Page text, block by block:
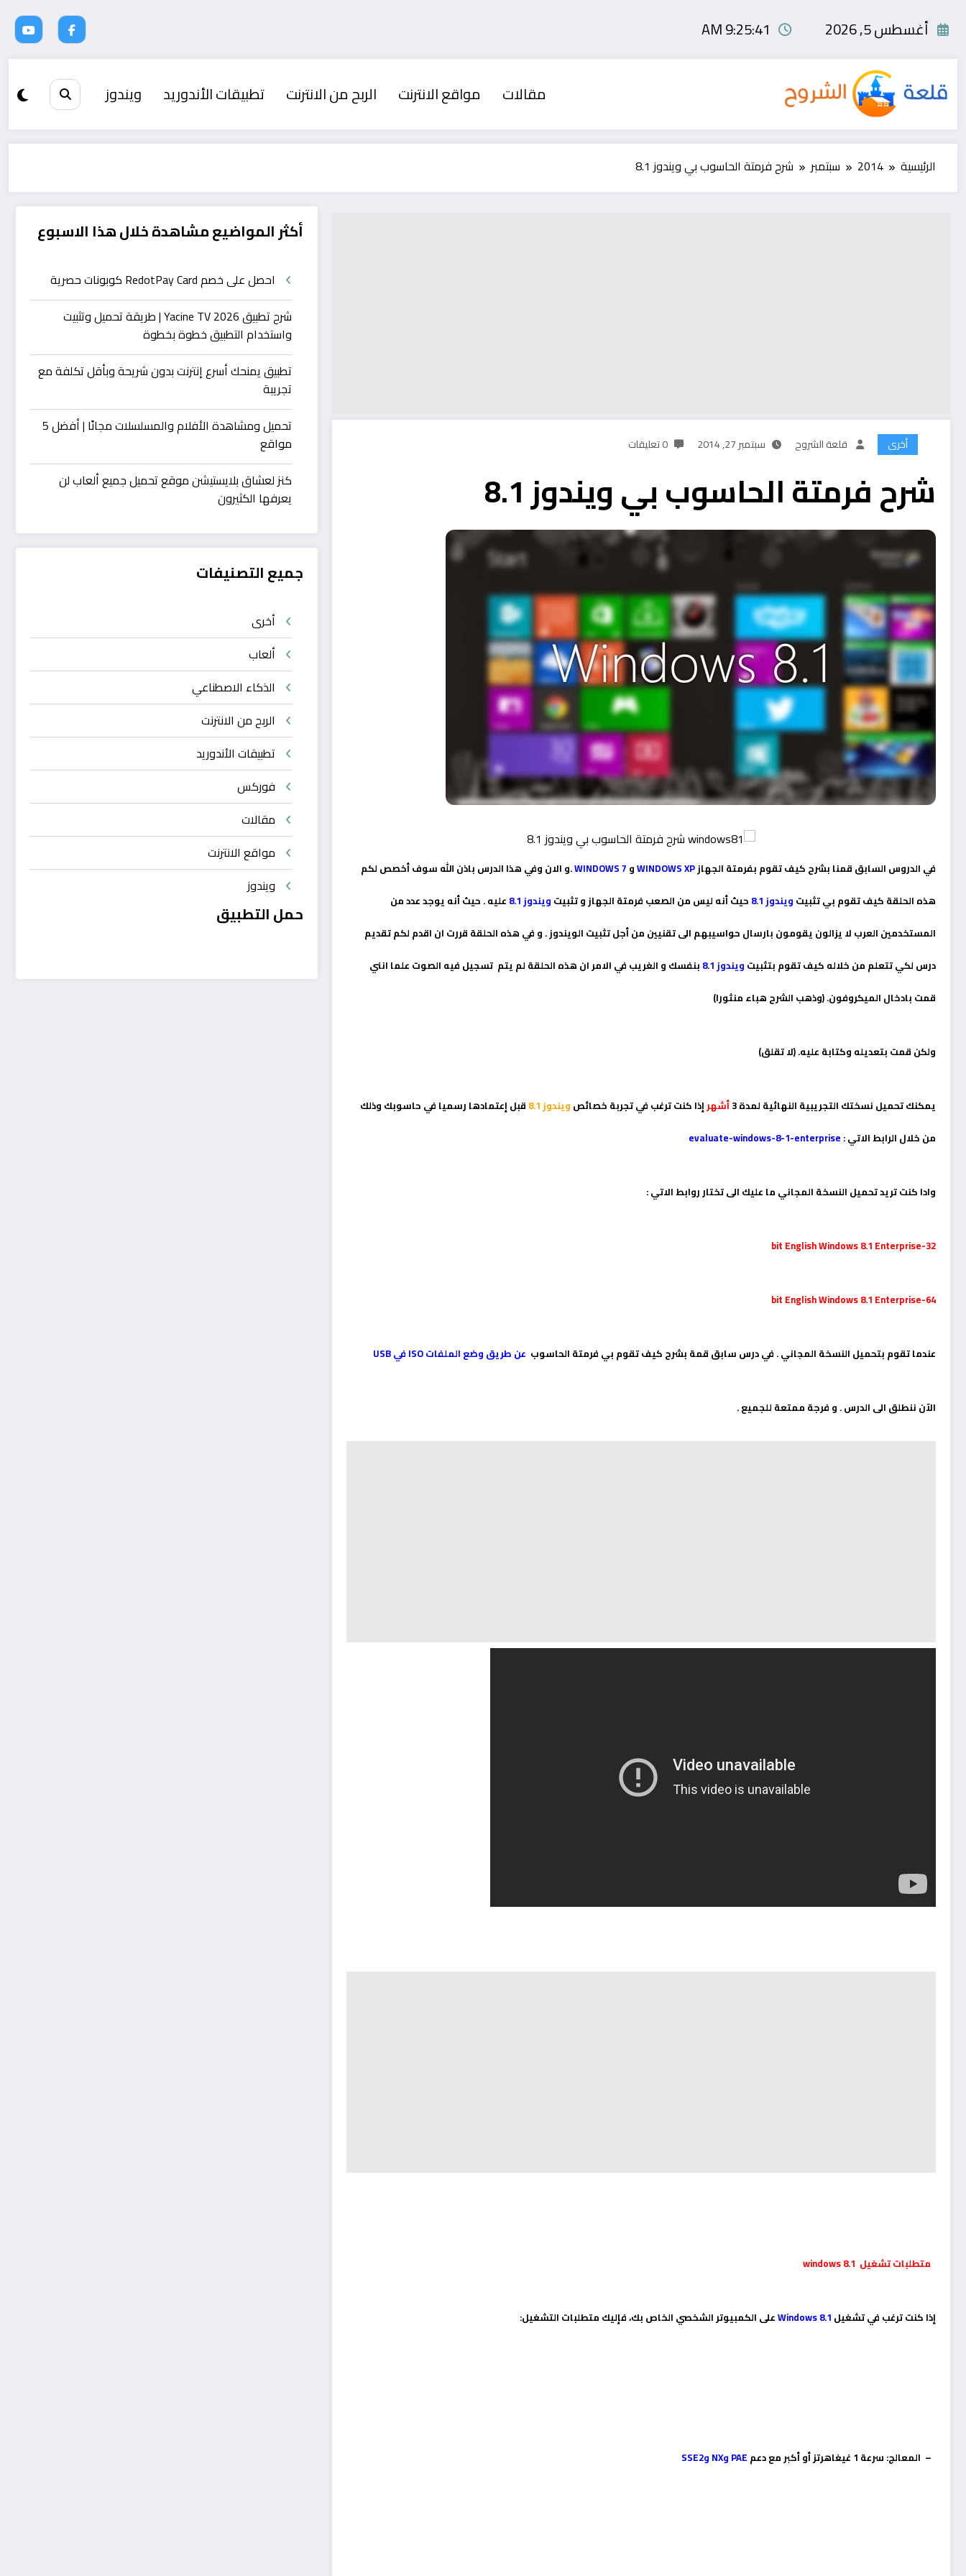
أغسطس 5, 2026 9:25:42 AM
مقالات مواقع الانترنت الربح من الانترنت تطبيقات الأندوريد ويندوز
الرئيسية 2014 سبتمبر شرح فرمتة الحاسوب بي ويندوز 8.1
أخرى قلعة الشروح سبتمبر 27, 2014 0 تعليقات
شرح فرمتة الحاسوب بي ويندوز 8.1
في الدروس السابق قمنا بشرح كيف تقوم بفرمتة الجهازWINDOWS XPو WINDOWS 7.و الان وفي هذا الدرس باذن الله سوف أخصص لكم
هذه الحلقة كيف تقوم بي تثبيت ويندوز 8.1 حيث أنه ليس من الصعب فرمتة الجهاز و تثبيت ويندوز 8.1
عليه . حيث أنه يوجد عدد من
المستخدمين العرب لا يزالون يقومون بارسال حواسيبهم الى تقنيين من أجل تثبيت الويندوز . و في هذه الحلقة قررت ان اقدم لكم تقديم
درس لكي تتعلم من خلاله كيف تقوم بتثبيت ويندوز 8.1
بنفسك و الغريب في الامر ان هذه الحلقة لم يتم تسجيل فيه الصوت علما انني
قمت بادخال الميكروفون. (وذهب الشرح هباء منثورا)
ولكن قمت بتعديله وكتابة عليه. (لا تقلق)
يمكنك تحميل نسختك التجريبية النهائية لمدة 3 أشهرإذا كنت ترغب في تجربة خصائص ويندوز 8.1
قبل إعتمادها رسميا في حاسوبك وذلك
من خلال الرابط الاتي : evaluate-windows-8-1-enterprise
وادا كنت تريد تحميل النسخة المجاني ما عليك الى تختار روابط الاتي :
32-bit English Windows 8.1 Enterprise
64-bit English Windows 8.1 Enterprise
عندما تقوم بتحميل النسخة المجاني . في درس سابق قمة بشرح كيف تقوم بي فرمتة الحاسوب عن طريق وضع الملفات ISO في USB
الآن ننطلق الى الدرس . و فرجة ممتعة للجميع .
متطلبات تشغيل windows 8.1
إذا كنت ترغب في تشغيل Windows 8.1على الكمبيوتر الشخصي الخاص بك، فإليك متطلبات التشغيل:
– المعالج: سرعة 1 غيغاهرتز أو أكبر مع دعم PAE وNX وSSE2
أكثر المواضيع مشاهدة خلال هذا الاسبوع
احصل على خصم RedotPay Card كوبونات حصرية
شرح تطبيق Yacine TV 2026 | طريقة تحميل وتثبيت
واستخدام التطبيق خطوة بخطوة
تطبيق يمنحك أسرع إنترنت بدون شريحة وبأقل تكلفة مع
تجريبة
تحميل ومشاهدة الأفلام والمسلسلات مجانًا | أفضل 5
مواقع
كنز لعشاق بلايستيشن موقع تحميل جميع ألعاب لن
يعرفها الكثيرون
جميع التصنيفات
أخرى
ألعاب
الذكاء الاصطناعي
الربح من الانترنت
تطبيقات الأندوريد
فوركس
مقالات
مواقع الانترنت
ويندوز
حمل التطبيق